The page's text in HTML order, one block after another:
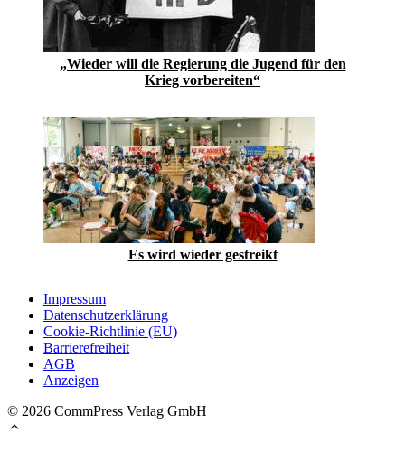
„Wieder will die Regierung die Jugend für den
Krieg vorbereiten“
Es wird wieder gestreikt
Impressum
Datenschutzerklärung
Cookie-Richtlinie (EU)
Barrierefreiheit
AGB
Anzeigen
© 2026 CommPress Verlag GmbH